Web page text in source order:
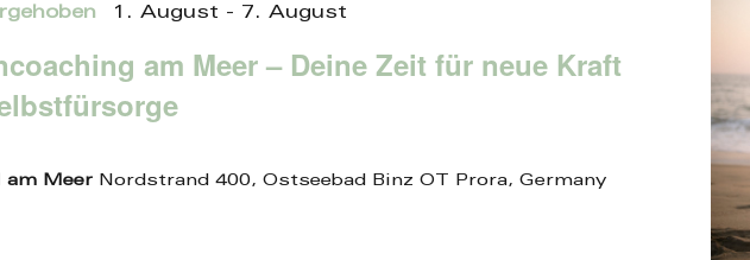
am Meer – Deine Zeit für neue Kraft
1. August - 7. August
am Meer Nordstrand 400, Ostseebad Binz OT Prora, Germany